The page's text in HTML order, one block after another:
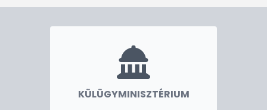
KÜLÜGYMINISZTÉRIUM